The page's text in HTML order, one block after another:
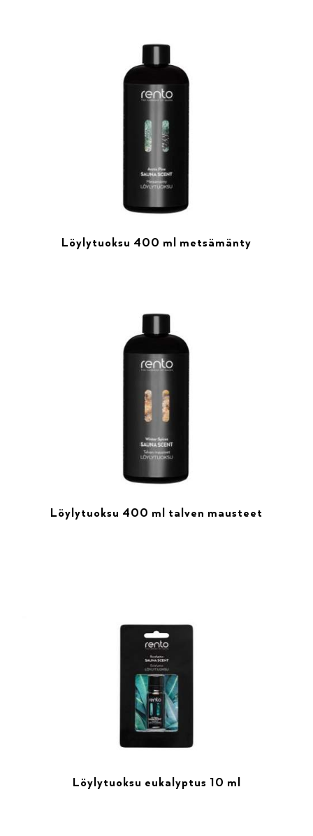
Löylytuoksu 400 ml metsämänty
Löylytuoksu 400 ml talven mausteet
Löylytuoksu eukalyptus 10 ml